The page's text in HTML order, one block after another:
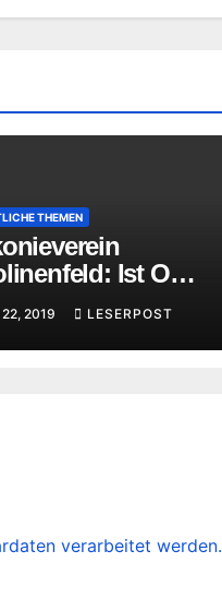
THEMEN
Ist Oma
im Sarg?
2019 LESERPOST
verarbeitet werden.